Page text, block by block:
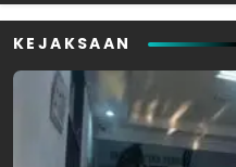
KEJAKSAAN